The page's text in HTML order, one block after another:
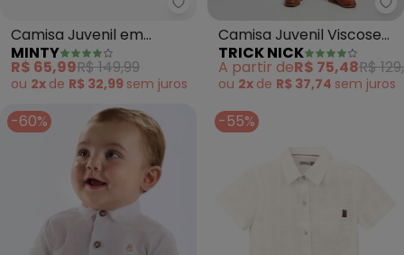
Minty - Camisa Juvenil em
Camisa Juvenil em
Viscose Masculina
(Vermelho)
MINTY
R$ 65,99R$ 149,99
ou 2x de R$ 32,99 sem juros
Camisa Juvenil Viscose
Dobby (Bege)
TRICK NICK
A partir deR$ 75,48R$
ou 2x de R$ 37,74 sem juros
-60% -55%